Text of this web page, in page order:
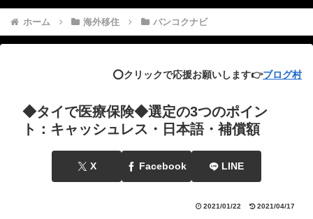
ホーム 海外移住 バンコクナビ
⭕️クリックで応援お願いします👉ブログ村
◆タイで医療保険◆選定の3つのポイン
ト：キャッシュレス・日本語・補償額
X Facebook LINE
2021/01/22 2021/04/17